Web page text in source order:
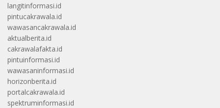
langitinformasi.id
pintucakrawala.id
wawasancakrawala.id
aktualberita.id
cakrawalafakta.id
pintuinformasi.id
wawasaninformasi.id
horizonberita.id
portalcakrawala.id
spektruminformasi.id